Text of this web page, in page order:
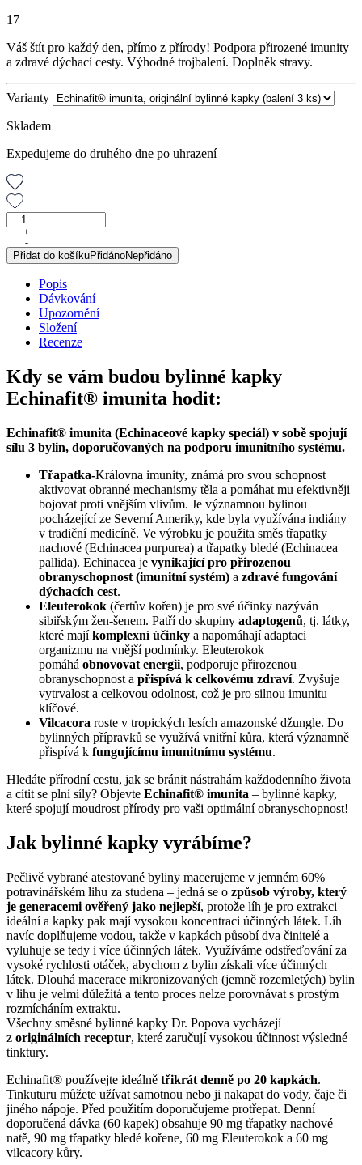
17
Váš štít pro každý den, přímo z přírody! Podpora přirozené imunity
a zdravé dýchací cesty. Výhodné trojbalení. Doplněk stravy.
Varianty
Skladem
Expedujeme do druhého dne po uhrazení
Echinafit®
imunita,
originální
bylinné
(balení
množství
+
-
Přidat do košíkuPřidánoNepřidáno
Popis
Dávkování
Upozornění
Složení
Recenze
Kdy se vám budou bylinné kapky
Echinafit® imunita hodit:
Echinafit® imunita (Echinaceové kapky speciál) v sobě spojují
sílu 3 bylin, doporučovaných na podporu imunitního systému.
Třapatka-Královna imunity, známá pro svou schopnost
aktivovat obranné mechanismy těla a pomáhat mu efektivněji
bojovat proti vnějším vlivům. Je významnou bylinou
pocházející ze Severní Ameriky, kde byla využívána indiány
v tradiční medicíně. Ve výrobku je použita směs třapatky
nachové (Echinacea purpurea) a třapatky bledé (Echinacea
pallida). Echinacea je vynikající pro přirozenou
obranyschopnost (imunitní systém) a zdravé fungování
dýchacích cest.
Eleuterokok (čertův kořen) je pro své účinky nazýván
sibiřským žen-šenem. Patří do skupiny adaptogenů, tj. látky,
které majíkomplexní účinky a napomáhají adaptaci
organizmu na vnější podmínky. Eleuterokok
pomáhá obnovovat energii, podporuje přirozenou
obranyschopnost a přispívá k celkovému zdraví. Zvyšuje
vytrvalost a celkovou odolnost, což je pro silnou imunitu
klíčové.
Vilcacora roste v tropických lesích amazonské džungle. Do
bylinných přípravků se využívá vnitřní kůra, která významně
přispívá k fungujícímu imunitnímu systému.
Hledáte přírodní cestu, jak se bránit nástrahám každodenního života
a cítit se plní síly? Objevte Echinafit® imunita – bylinné kapky,
které spojují moudrost přírody pro vaši optimální obranyschopnost!
Jak bylinné kapky vyrábíme?
Pečlivě vybrané atestované byliny macerujeme v jemném 60%
potravinářském lihu za studena – jedná se o způsob výroby, který
je generacemi ověřený jako nejlepší, protože líh je pro extrakci
ideální a kapky pak mají vysokou koncentraci účinných látek. Líh
navíc doplňujeme vodou, takže v kapkách působí dva činitelé a
vyluhuje se tedy i více účinných látek. Využíváme odstřeďování za
vysoké rychlosti otáček, abychom z bylin získali více účinných
látek. Dlouhá macerace mikronizovaných (jemně rozemletých) bylin
v lihu je velmi důležitá a tento proces nelze porovnávat s prostým
rozmícháním extraktu.
Všechny směsné bylinné kapky Dr. Popova vycházejí
z originálních receptur, které zaručují vysokou účinnost výsledné
tinktury.
Echinafit® používejte ideálně třikrát denně po 20 kapkách.
Tinkuturu můžete užívat samotnou nebo ji nakapat do vody, čaje či
jiného nápoje. Před použitím doporučujeme protřepat. Denní
doporučená dávka (60 kapek) obsahuje 90 mg třapatky nachové
natě, 90 mg třapatky bledé kořene, 60 mg Eleuterokok a 60 mg
vilcacory kůry.